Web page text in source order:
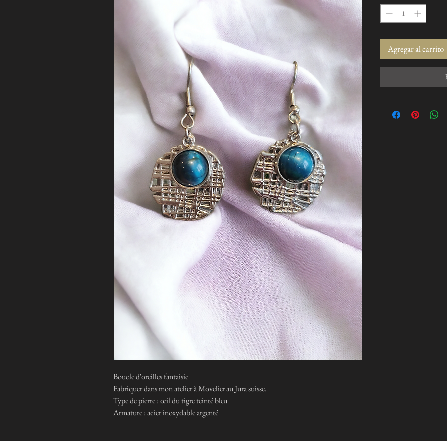
Boucle d'oreilles fantaisie
Fabriquer dans mon atelier à Movelier au Jura suisse.
Type de pierre : œil du tigre teinté bleu
Armature : acier inoxydable argenté
Agregar al carrito